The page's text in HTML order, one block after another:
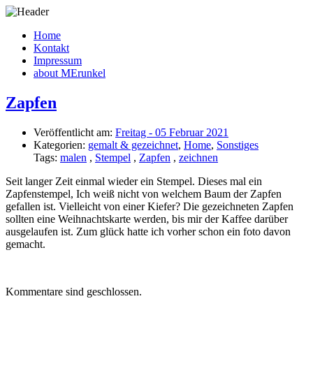
Home
Kontakt
Impressum
about MErunkel
Zapfen
Veröffentlicht am: Freitag - 05 Februar 2021
Kategorien: gemalt & gezeichnet, Home, Sonstiges
Tags: malen , Stempel , Zapfen , zeichnen
Seit langer Zeit einmal wieder ein Stempel. Dieses mal ein
Zapfenstempel, Ich weiß nicht von welchem Baum der Zapfen
gefallen ist. Vielleicht von einer Kiefer? Die gezeichneten Zapfen
sollten eine Weihnachtskarte werden, bis mir der Kaffee darüber
ausgelaufen ist. Zum glück hatte ich vorher schon ein foto davon
gemacht.
Kommentare sind geschlossen.